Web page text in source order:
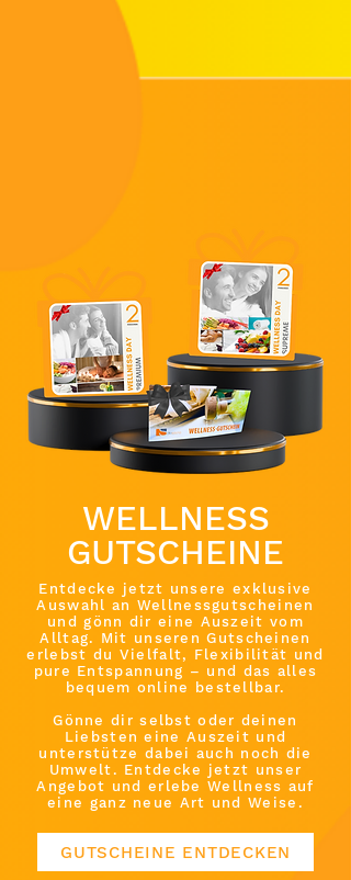
WELLNESS
GUTSCHEINE
Entdecke jetzt unsere exklusive
Auswahl an Wellnessgutscheinen
und gönn dir eine Auszeit vom
Alltag. Mit unseren Gutscheinen
erlebst du Vielfalt, Flexibilität und
pure Entspannung – und das alles
bequem online bestellbar.
Gönne dir selbst oder deinen
Liebsten eine Auszeit und
unterstütze dabei auch noch die
Umwelt. Entdecke jetzt unser
Angebot und erlebe Wellness auf
eine ganz neue Art und Weise.
GUTSCHEINE ENTDECKEN